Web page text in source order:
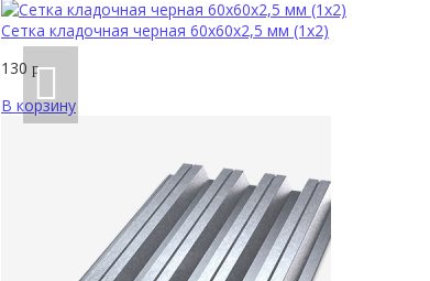
Сетка кладочная черная 60х60х2,5 мм (1х2)
130 р
В корзину